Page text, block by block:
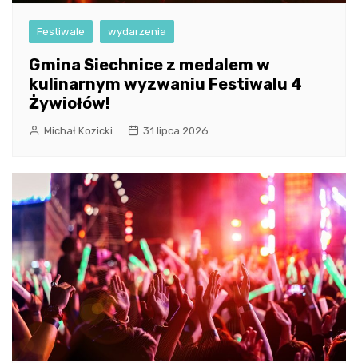
Festiwale wydarzenia
Gmina Siechnice z medalem w
kulinarnym wyzwaniu Festiwalu 4
Żywiołów!
Michał Kozicki 31 lipca 2026